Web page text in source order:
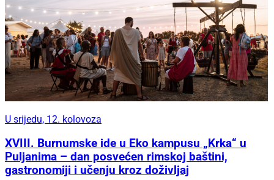
U srijedu, 12. kolovoza
XVIII. Burnumske ide u Eko kampusu „Krka“ u
Puljanima – dan posvećen rimskoj baštini,
gastronomiji i učenju kroz doživljaj